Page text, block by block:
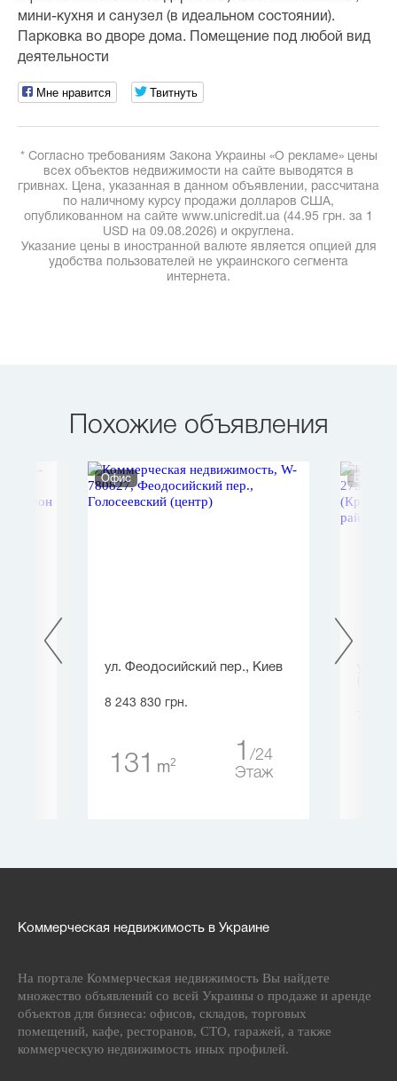
мини-кухня и санузел (в идеальном состоянии).
Парковка во дворе дома. Помещение под любой вид
деятельности
Мне нравится Твитнуть
* Согласно требованиям Закона Украины «О рекламе» цены
всех объектов недвижимости на сайте выводятся в
гривнах. Цена, указанная в данном объявлении, рассчитана
по наличному курсу продажи долларов США,
опубликованном на сайте www.unicredit.ua (44.95 грн. за 1
USD на 09.08.2026) и округлена.
Указание цены в иностранной валюте является опцией для
удобства пользователей не украинского сегмента
интернета.
Похожие объявления
Офис
ул. Феодосийский пер., Киев
8 243 830 грн.
131 m2 1
24
Этаж
Коммерческая недвижимость в Украине
На портале Коммерческая недвижимость Вы найдете
множество объявлений со всей Украины о продаже и аренде
объектов для бизнеса: офисов, складов, торговых
помещений, кафе, ресторанов, СТО, гаражей, а также
коммерческую недвижимость иных профилей.